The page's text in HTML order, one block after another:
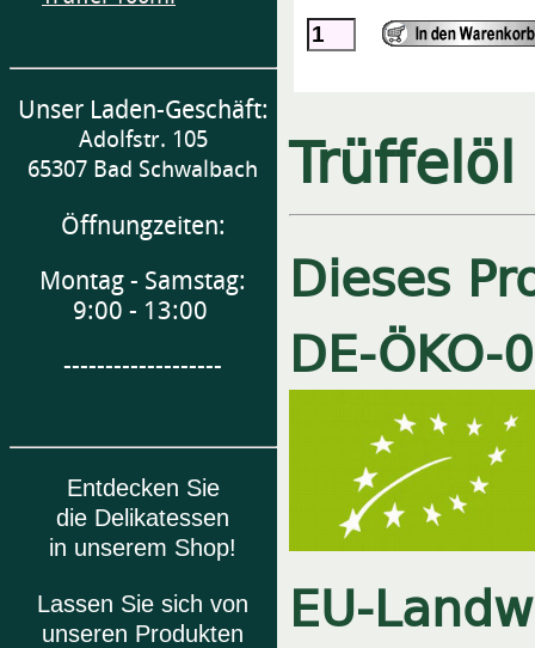
Unser Laden-Geschäft:
Adolfstr. 105
65307 Bad Schwalbach
Öffnungzeiten:
Montag - Samstag:
9:00 - 13:00
-------------------
Entdecken Sie
die Delikatessen
in unserem Shop!
Lassen Sie sich von
unseren Produkten
Dieses
DE-ÖKO-
EU-